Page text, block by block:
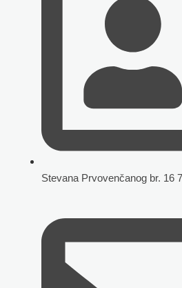
Stevana Prvovenčanog br. 16